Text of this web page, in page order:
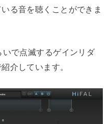
る音を聴くことができま
で点滅するゲインリダ
介しています。